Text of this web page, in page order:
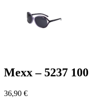
Mexx – 5237 100
36,90 €